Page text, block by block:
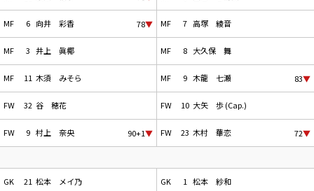
MF 6 向井 彩香 78▼
MF 3 井上 眞椰
MF 11 木須 みそら
FW 32 谷 穂花
FW 9 村上 奈央 90+1▼
GK 21 松本 メイ乃
MF 7 高塚 綾音
MF 8 大久保 舞
MF 9 木龍 七瀬 83▼
FW 10 大矢 歩 (Cap.)
FW 23 木村 華恋 72▼
GK 1 松本 紗和